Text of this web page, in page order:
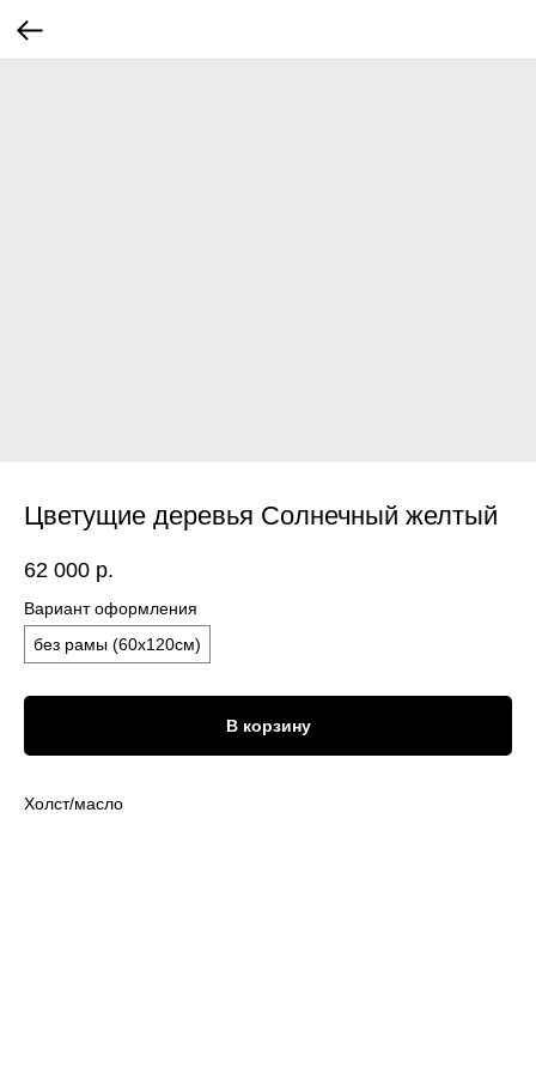
Цветущие деревья Солнечный желтый
62 000 р.
Вариант оформления
без рамы (60х120см)
В корзину
Холст/масло